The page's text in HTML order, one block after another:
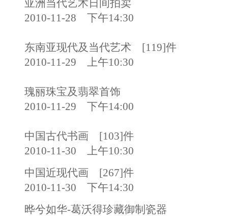
亚洲当代艺术日间拍卖
2010-11-28 下午14:30
东南亚现代及当代艺术 [119]件
2010-11-29 上午10:30
瑰丽珠宝及翡翠首饰
2010-11-29 下午14:00
中国古代书画 [103]件
2010-11-30 上午10:30
中国近现代画 [267]件
2010-11-30 下午14:30
晔兮如华-葛沃得珍藏御制瓷器